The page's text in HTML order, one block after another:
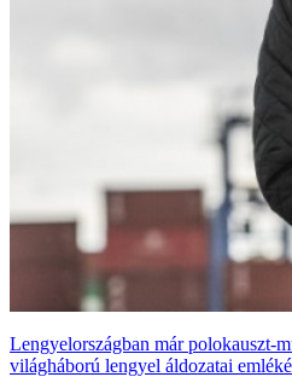
Lengyelországban már polokauszt-
világháború lengyel áldozatai